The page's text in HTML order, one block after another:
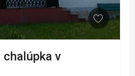
chalúpka v